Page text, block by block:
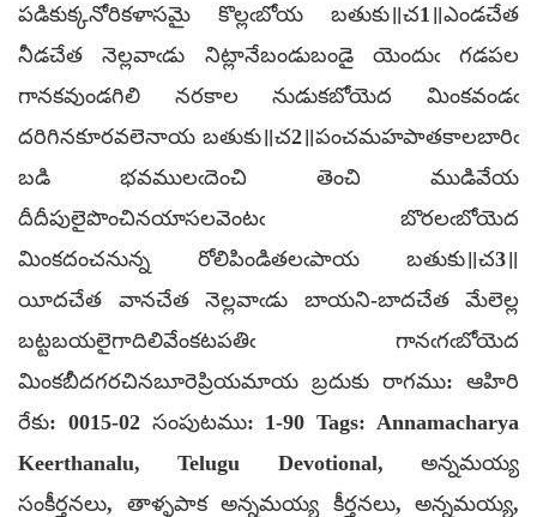
పడికుక్కనోరికళాసమై కొల్లఁబోయ బతుకు॥చ1॥ఎండచేత
నీడచేత నెల్లవాఁడు నిట్లానేబండుబండై యెందుఁ గడపల
గానకవుండగిలి నరకాల నుడుకబోయెద మింకవండఁ
దరిగినకూరవలెనాయ బతుకు॥చ2॥పంచమహపాతకాలబారిఁ
బడి భవములఁదెంచి తెంచి ముడివేయ
దీదీపులైపొంచినయాసలవెంటఁ బొరలఁబోయెద
మింకదంచనున్న రోలిపిండితలఁపాయ బతుకు॥చ3॥
యీదచేత వానచేత నెల్లవాఁడు బాయని-బాదచేత మేలెల్ల
బట్టబయలైగాదిలివేంకటపతిఁ గానఁగఁబోయెద
మింకబీదగరచినబూరెప్రియమాయ బ్రదుకు రాగము: ఆహిరి
రేకు: 0015-02 సంపుటము: 1-90 Tags: Annamacharya
Keerthanalu, Telugu Devotional, అన్నమయ్య
సంకీర్తనలు, తాళ్ళపాక అన్నమయ్య కీర్తనలు, అన్నమయ్య,